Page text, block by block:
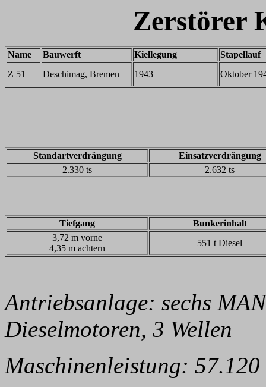
Zerstörer
Name Bauwerft Kiellegung
Stapellauf
Z 51
Deschimag, Bremen 1943 Oktober
Standartverdrängung
Einsatzverdrängung
2.330 ts
2.632 ts
Tiefgang
Bunkerinhalt
3,72 m vorne
4,35 m achtern
551 t Diesel
Antriebsanlage: sechs
Dieselmotoren, 3 Wellen
Maschinenleistung: